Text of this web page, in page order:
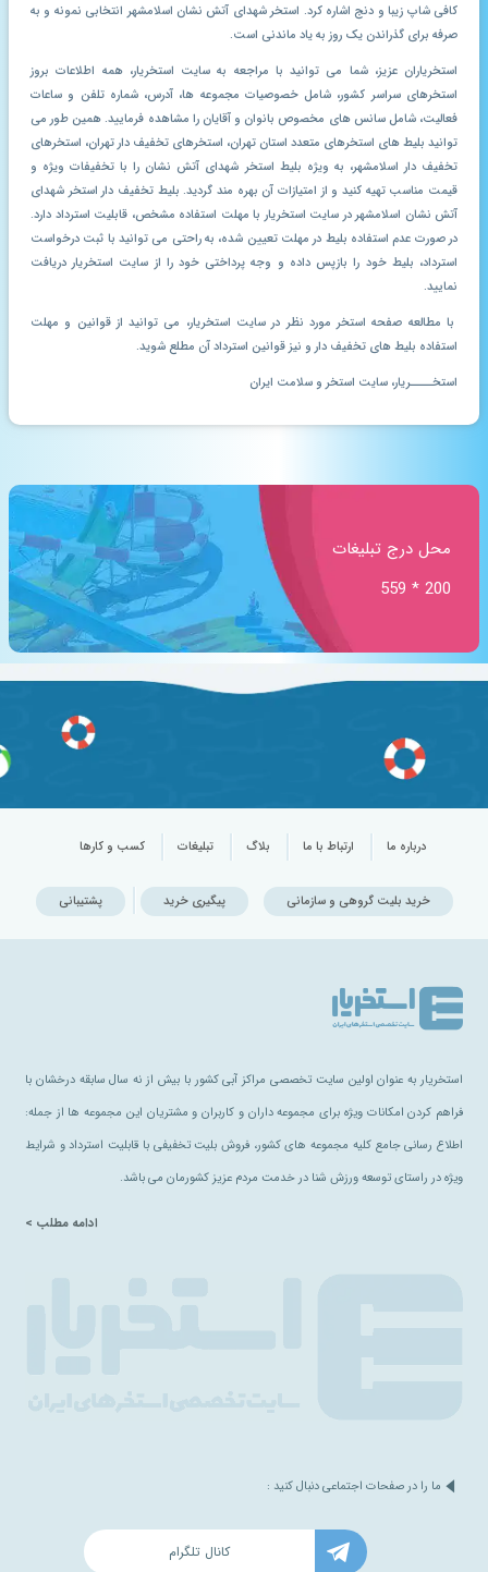
کافی شاپ زیبا و دنج اشاره کرد. استخر شهدای آتش نشان اسلامشهر انتخابی نمونه و به
صرفه برای گذراندن یک روز به یاد ماندنی است.
استخریاران عزیز، شما می توانید با مراجعه به سایت استخریار، همه اطلاعات بروز
استخرهای سراسر کشور، شامل خصوصیات مجموعه ها، آدرس، شماره تلفن و ساعات
فعالیت، شامل سانس های مخصوص بانوان و آقایان را مشاهده فرمایید. همین طور می
توانید بلیط های استخرهای متعدد استان تهران، استخرهای تخفیف دار تهران، استخرهای
تخفیف دار اسلامشهر، به ویژه بلیط استخر شهدای آتش نشان را با تخفیفات ویژه و
قیمت مناسب تهیه کنید و از امتیازات آن بهره مند گردید. بلیط تخفیف دار استخر شهدای
آتش نشان اسلامشهر در سایت استخریار با مهلت استفاده مشخص، قابلیت استرداد دارد.
در صورت عدم استفاده بلیط در مهلت تعیین شده، به راحتی می توانید با ثبت درخواست
استرداد، بلیط خود را بازپس داده و وجه پرداختی خود را از سایت استخریار دریافت
نمایید.
با مطالعه صفحه استخر مورد نظر در سایت استخریار، می توانید از قوانین و مهلت
استفاده بلیط های تخفیف دار و نیز قوانین استرداد آن مطلع شوید.
استخــــریار، سایت استخر و سلامت ایران
محل درج تبلیغات
200 * 559
درباره ما ارتباط با ما بلاگ تبلیغات کسب و کارها
خرید بلیت گروهی و سازمانی پیگیری خرید پشتیبانی
استخریار به عنوان اولین سایت تخصصی مراکز آبی کشور با بیش از نه سال سابقه درخشان با
فراهم کردن امکانات ویژه برای مجموعه داران و کاربران و مشتریان این مجموعه ها از جمله:
اطلاع رسانی جامع کلیه مجموعه های کشور، فروش بلیت تخفیفی با قابلیت استرداد و شرایط
ویژه در راستای توسعه ورزش شنا در خدمت مردم عزیز کشورمان می باشد.
ادامه مطلب >
ما را در صفحات اجتماعی دنبال کنید :
کانال تلگرام